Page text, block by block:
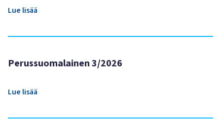
Lue lisää
Perussuomalainen 3/2026
Lue lisää